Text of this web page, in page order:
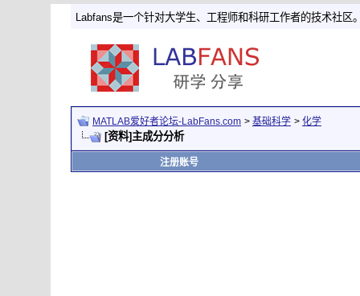
Labfans是一个针对大学生、工程师和科研工作者的技术社区
MATLAB爱好者论坛-LabFans.com > 基础科学 > 化学
[资料]主成分分析
注册账号